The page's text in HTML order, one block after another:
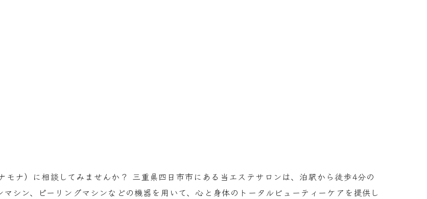
ナ）に相談してみませんか？ 三重県四日市市にある当エステサロンは、泊駅から徒歩4分の
シン、ピーリングマシンなどの機器を用いて、心と身体のトータルビューティーケアを提供し